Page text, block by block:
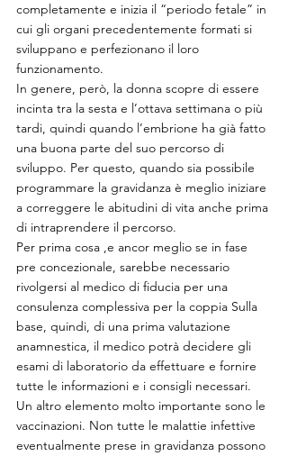
completamente e inizia il “periodo fetale” in
cui gli organi precedentemente formati si
sviluppano e perfezionano il loro
funzionamento.
In genere, però, la donna scopre di essere
incinta tra la sesta e l’ottava settimana o più
tardi, quindi quando l’embrione ha già fatto
una buona parte del suo percorso di
sviluppo. Per questo, quando sia possibile
programmare la gravidanza è meglio iniziare
a correggere le abitudini di vita anche prima
di intraprendere il percorso.
Per prima cosa ,e ancor meglio se in fase
pre concezionale, sarebbe necessario
rivolgersi al medico di fiducia per una
consulenza complessiva per la coppia Sulla
base, quindi, di una prima valutazione
anamnestica, il medico potrà decidere gli
esami di laboratorio da effettuare e fornire
tutte le informazioni e i consigli necessari.
Un altro elemento molto importante sono le
vaccinazioni. Non tutte le malattie infettive
eventualmente prese in gravidanza possono